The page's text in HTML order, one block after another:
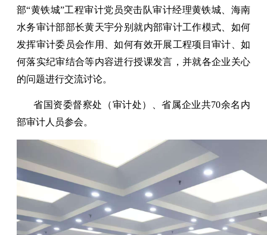
部“黄铁城”工程审计党员突击队审计经理黄铁城、海南
水务审计部部长黄天宇分别就内部审计工作模式、如何
发挥审计委员会作用、如何有效开展工程项目审计、如
何落实纪审结合等内容进行授课发言，并就各企业关心
的问题进行交流讨论。
省国资委督察处（审计处）、省属企业共70余名内
部审计人员参会。